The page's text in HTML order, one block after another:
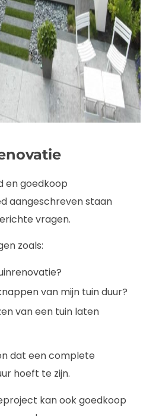
en goedkoop
aangeschreven staan
vragen.
zoals:
van mijn tuin duur?
van een tuin laten
dat een complete
hoeft te zijn.
kan ook goedkoop